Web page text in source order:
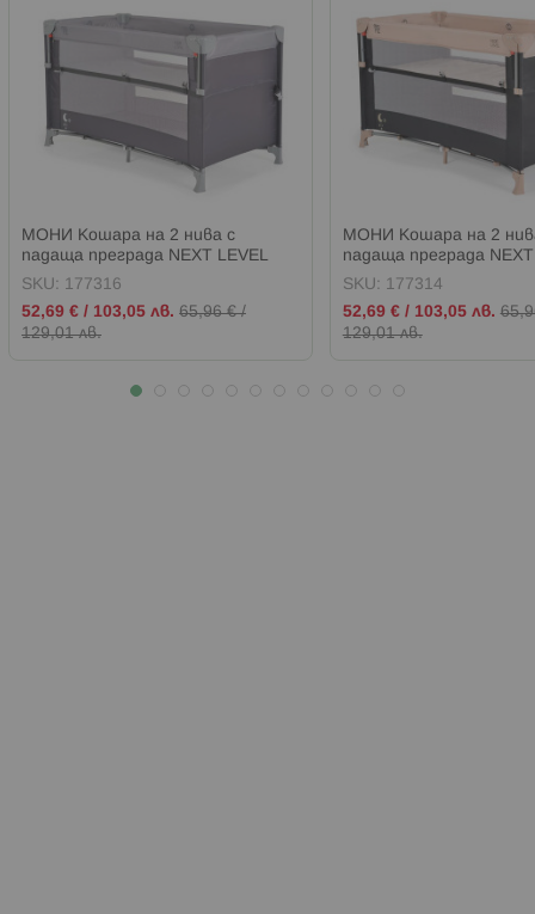
МОНИ Кошара на 2 нива с
падаща преграда NEXT LEVEL
СИВА
SKU: 177316
Промо
цена
52,69 € / 103,05 лв. 65,96 €/
129,01 лв.
МОНИ Кошара на 2
падаща преграда NEXT
БЕЖОВА
SKU: 177314
Промо
цена
52,69 €/ 103,05 лв.
129,01 лв.